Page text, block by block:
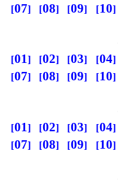
07
08 09 10
01 02 03 04
07
08 09 10
01 02 03 04
07
08 09 10